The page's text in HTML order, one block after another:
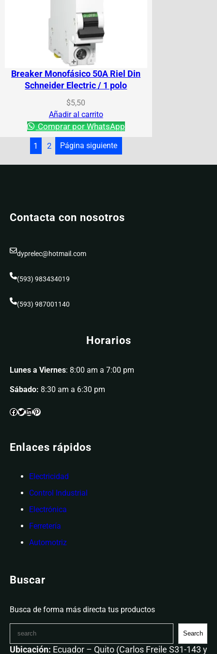
Breaker Monofásico 50A Riel Din
Schneider Electric / 1 polo
$5,50
Añadir al carrito
Comprar por WhatsApp
1
2 Página siguiente
Contacta con nosotros
dyprelec@hotmail.com
(593) 983434019
(593) 987001140
Horarios
Lunes a Viernes: 8:00 am a 7:00 pm
Sábado: 8:30 am a 6:30 pm
Enlaces rápidos
Electricidad
Control Industrial
Electrónica
Ferretería
Automotriz
Buscar
Busca de forma más directa tus productos
Search
Ubicación: Ecuador – Quito (Carlos Freile S31-143 y